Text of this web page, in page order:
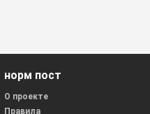
норм пост
О проекте
Правила